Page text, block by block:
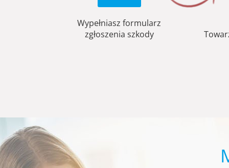
Wypełniasz formularz
zgłoszenia szkody